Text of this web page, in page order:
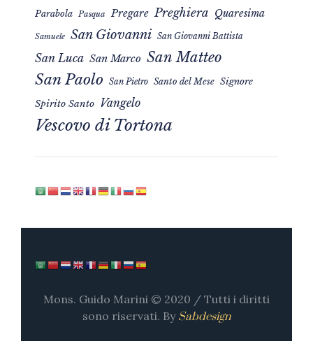
Parabola Pasqua Pregare Preghiera Quaresima
Samuele San Giovanni San Giovanni Battista
San Luca San Marco San Matteo
San Paolo San Pietro Santo del Mese Signore
Spirito Santo Vangelo
Vescovo di Tortona
Mons. Guido Marini © 2020 / Tutti i diritti
sono riservati. By Sabdesign